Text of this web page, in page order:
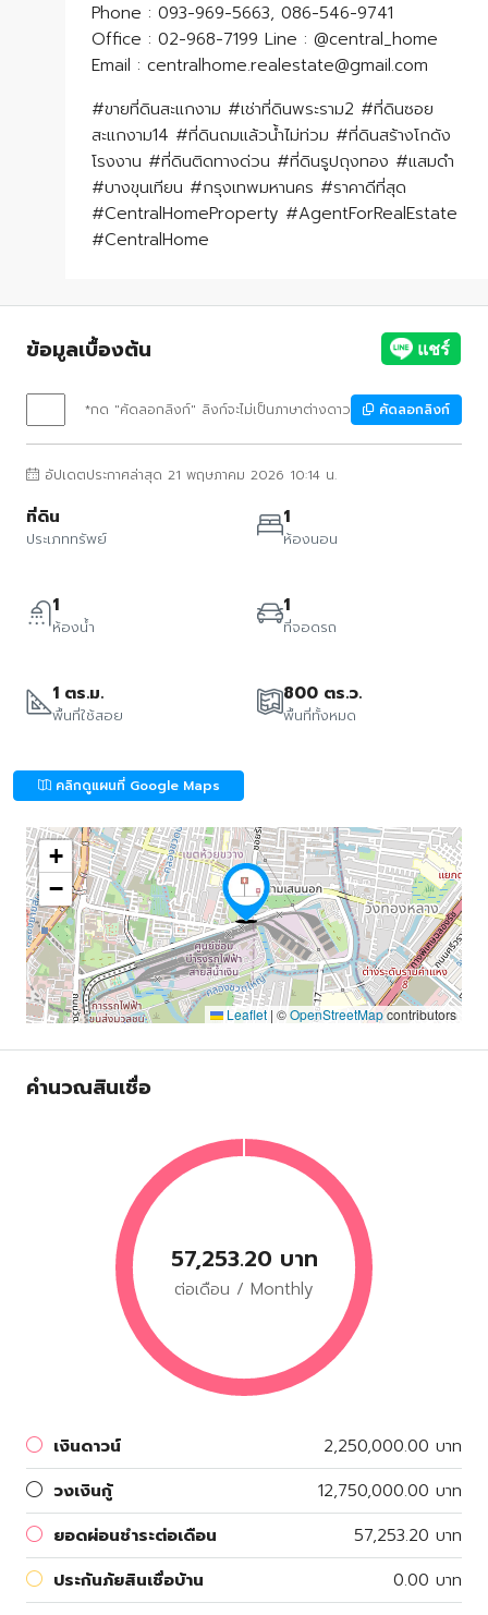
Phone : 093-969-5663, 086-546-9741
Office : 02-968-7199 Line : @central_home
​​​​​​​Email : centralhome.realestate@gmail.com
#ขายที่ดินสะแกงาม #เช่าที่ดินพระราม2 #ที่ดินซอย
สะแกงาม14 #ที่ดินถมแล้วน้ำไม่ท่วม #ที่ดินสร้างโกดัง
โรงงาน #ที่ดินติดทางด่วน #ที่ดินรูปถุงทอง #แสมดำ
#บางขุนเทียน #กรุงเทพมหานคร #ราคาดีที่สุด
#CentralHomeProperty #AgentForRealEstate
#CentralHome
ข้อมูลเบื้องต้น
*กด "คัดลอกลิงก์" ลิงก์จะไม่เป็นภาษาต่างดาว คัดลอกลิงก์
อัปเดตประกาศล่าสุด 21 พฤษภาคม 2026 10:14 น.
ที่ดิน
ประเภททรัพย์
1
ห้องนอน
1
ห้องน้ำ
1
ที่จอดรถ
1 ตร.ม.
พื้นที่ใช้สอย
800 ตร.ว.
พื้นที่ทั้งหมด
คลิกดูแผนที่ Google Maps
+
−
Leaflet | ©OpenStreetMapcontributors
คำนวณสินเชื่อ
57,253.20 บาท
ต่อเดือน / Monthly
เงินดาวน์
2,250,000.00 บาท
วงเงินกู้
12,750,000.00 บาท
ยอดผ่อนชำระต่อเดือน
57,253.20 บาท
ประกันภัยสินเชื่อบ้าน
0.00 บาท